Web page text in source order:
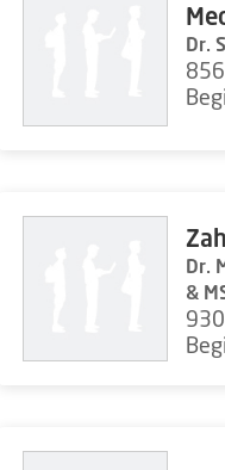
Dr.
Dr.
&